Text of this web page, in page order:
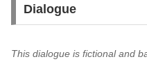
Dialogue
This dialogue is fictional and